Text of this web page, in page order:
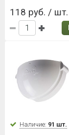
118 руб. / шт.
Наличие: 91 шт.